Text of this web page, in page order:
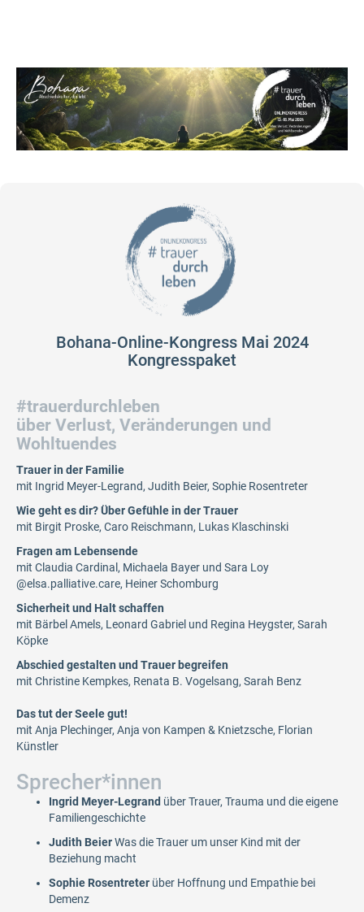
Bohana-Online-Kongress Mai 2024
Kongresspaket
#trauerdurchleben
über Verlust, Veränderungen und
Wohltuendes
Trauer in der Familie
mit Ingrid Meyer-Legrand, Judith Beier, Sophie Rosentreter
Wie geht es dir? Über Gefühle in der Trauer
mit Birgit Proske, Caro Reischmann, Lukas Klaschinski
Fragen am Lebensende
mit Claudia Cardinal, Michaela Bayer und Sara Loy
@elsa.palliative.care, Heiner Schomburg
Sicherheit und Halt schaffen
mit Bärbel Amels, Leonard Gabriel und Regina Heygster, Sarah
Köpke
Abschied gestalten und Trauer begreifen
mit Christine Kempkes, Renata B. Vogelsang, Sarah Benz
Das tut der Seele gut!
mit Anja Plechinger, Anja von Kampen & Knietzsche, Florian
Künstler
Sprecher*innen
Ingrid Meyer-Legrand über Trauer, Trauma und die eigene
Familiengeschichte
Judith BeierWas die Trauer um unser Kind mit der
Beziehung macht
Sophie Rosentreter über Hoffnung und Empathie bei
Demenz